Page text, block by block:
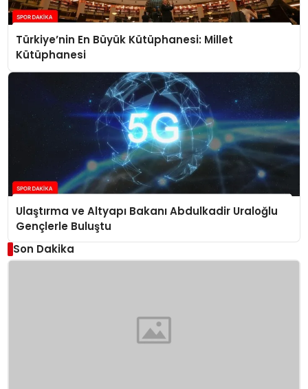
Türkiye’nin En Büyük Kütüphanesi: Millet
Kütüphanesi
Ulaştırma ve Altyapı Bakanı Abdulkadir Uraloğlu
Gençlerle Buluştu
Son Dakika